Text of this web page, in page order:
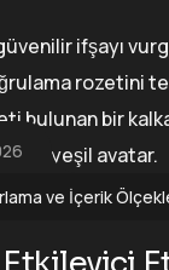
ve İçerik